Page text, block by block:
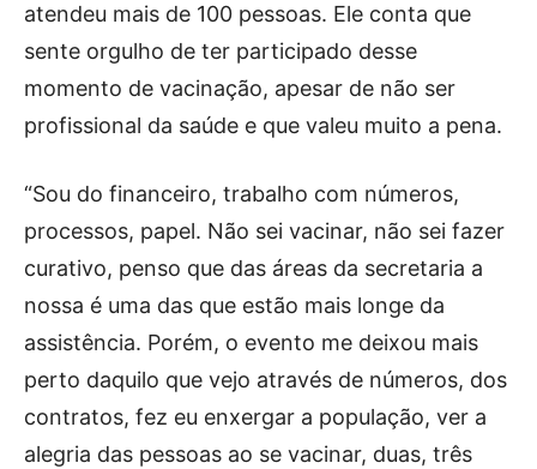
atendeu mais de 100 pessoas. Ele conta que
sente orgulho de ter participado desse
momento de vacinação, apesar de não ser
profissional da saúde e que valeu muito a pena.
“Sou do financeiro, trabalho com números,
processos, papel. Não sei vacinar, não sei fazer
curativo, penso que das áreas da secretaria a
nossa é uma das que estão mais longe da
assistência. Porém, o evento me deixou mais
perto daquilo que vejo através de números, dos
contratos, fez eu enxergar a população, ver a
alegria das pessoas ao se vacinar, duas, três